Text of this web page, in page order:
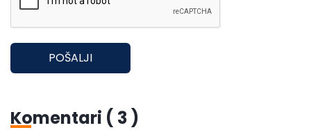
POŠALJI
Komentari ( 3 )